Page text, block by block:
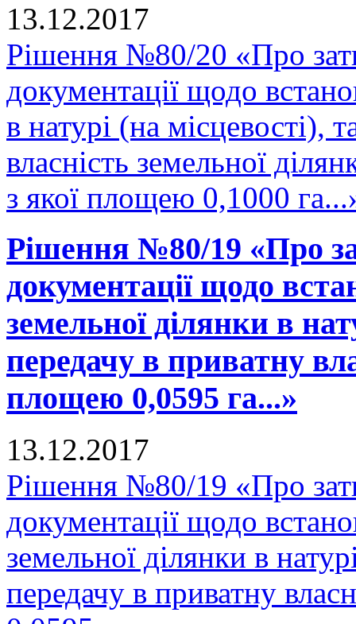
13.12.2017
Рішення №80/20 «Про
документації щодо
в натурі (на місцевості),
власність земельної
з якої площею 0,1000
Рішення №80/19 «Про
документації щодо
земельної ділянки в
передачу в приватну
площею 0,0595 га...»
13.12.2017
Рішення №80/19 «Про
документації щодо
земельної ділянки в
передачу в приватну